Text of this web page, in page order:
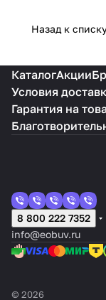
Назад к
КаталогАкции
Условия
Гарантия на
8 800 222 7352
info@eobuv.ru
© 2026